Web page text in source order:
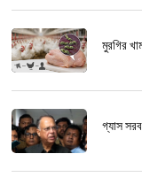
মুরগির
গ্যাস